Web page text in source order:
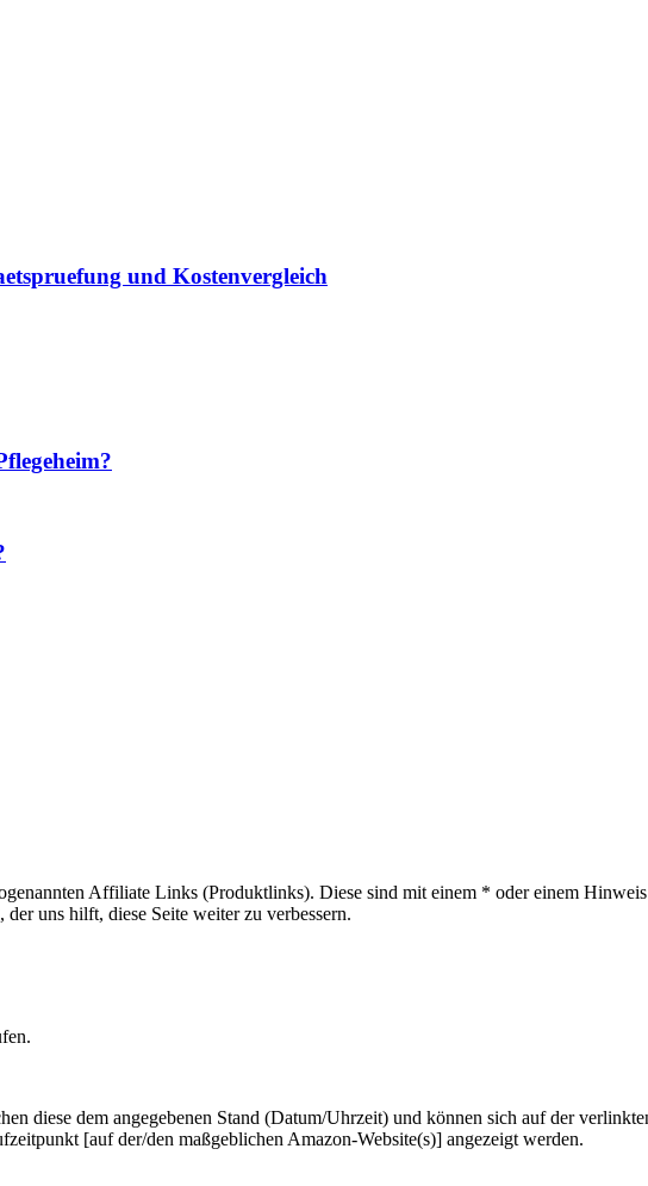
und Kostenvergleich
Affiliate Links (Produktlinks). Diese sind mit einem * oder einem
uns hilft, diese Seite weiter zu verbessern.
diese dem angegebenen Stand (Datum/Uhrzeit) und können sich auf der
[auf der/den maßgeblichen Amazon-Website(s)] angezeigt werden.